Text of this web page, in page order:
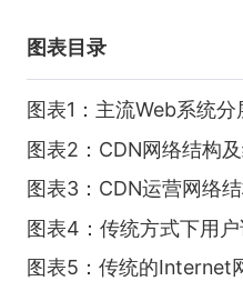
图表目录
图表1：主流Web系统分
图表2：CDN网络结构
图表3：CDN运营网络
图表4：传统方式下用
图表5：传统的Internet